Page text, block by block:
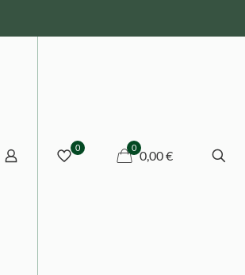
0 0
0,00 €